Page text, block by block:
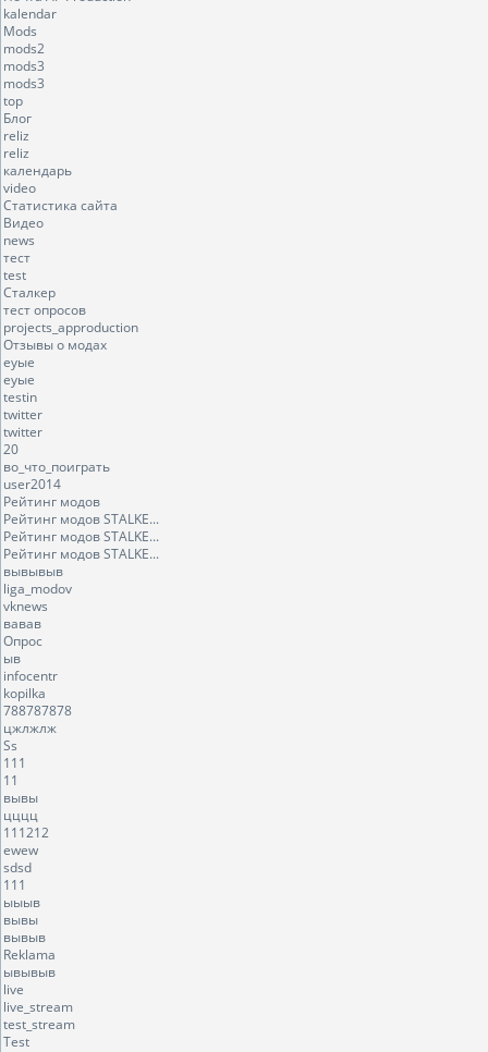
kalendar
Mods
mods2
mods3
mods3
top
Блог
reliz
reliz
календарь
video
Статистика сайта
Видео
news
тест
test
Сталкер
тест опросов
projects_approduction
Отзывы о модах
еуые
еуые
testin
twitter
twitter
20
во_что_поиграть
user2014
Рейтинг модов
Рейтинг модов STALKE...
Рейтинг модов STALKE...
Рейтинг модов STALKE...
вывывыв
liga_modov
vknews
вавав
Опрос
ыв
infocentr
kopilka
788787878
цжлжлж
Ss
111
11
вывы
цццц
111212
ewew
sdsd
111
ыыыв
вывы
вывыв
Reklama
ывывыв
live
live_stream
test_stream
Test